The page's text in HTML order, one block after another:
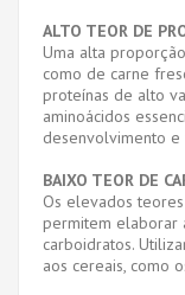
ALTO TEOR DE
Uma alta
como de carne
proteínas de alto
aminoácidos
desenvolvimento e
BAIXO TEOR DE
Os elevados
permitem elaborar
carboidratos.
aos cereais, como